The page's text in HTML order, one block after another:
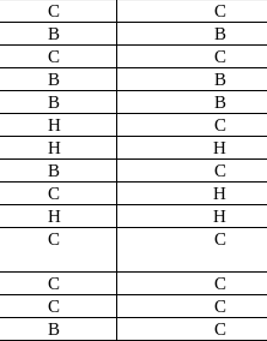
С
С
В
В
С
С
В
В
В
В
Н
С
Н
Н
В
С
С
Н
Н
Н
С С
С
С
С
С
В
С